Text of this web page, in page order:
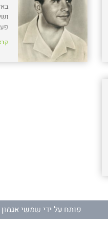
פותח על ידי שמשי אגמון